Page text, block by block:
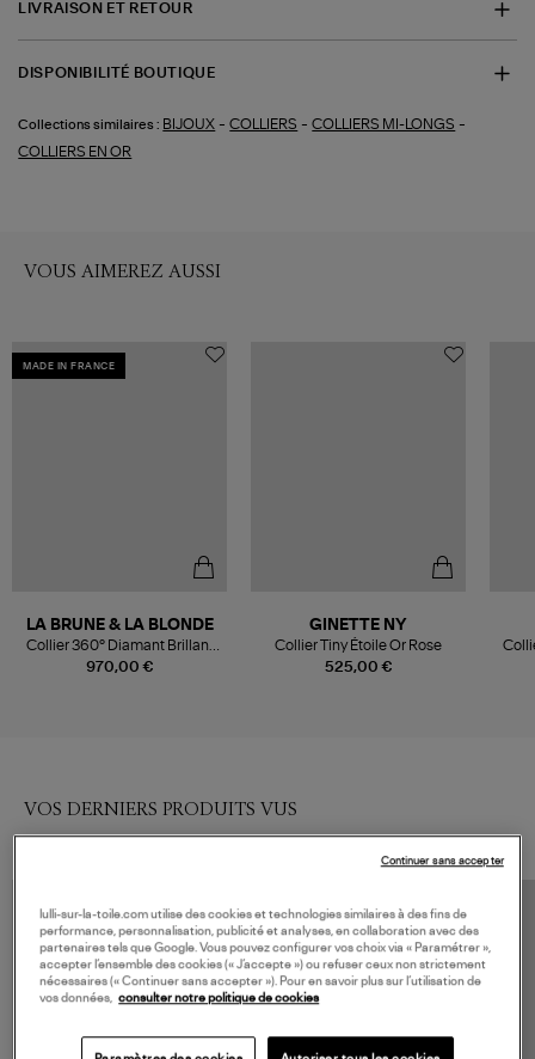
LIVRAISON ET RETOUR
DISPONIBILITÉ BOUTIQUE
Collections similaires : BIJOUX -COLLIERS -COLLIERS MI-LONGS -
COLLIERS EN OR
VOUS AIMEREZ AUSSI
MADE IN FRANCE
970,00 €
LA BRUNE & LA BLONDE
Collier 360° Diamant Brillant
0,10 Or Rose
525,00 €
GINETTE NY
Collier Tiny Étoile Or Rose
VOS DERNIERS PRODUITS VUS
lulli-sur-la-toile.com utilise des cookies et technologies similaires à des fins de
performance, personnalisation, publicité et analyses, en collaboration avec des
partenaires tels que Google. Vous pouvez configurer vos choix via « Paramétrer »,
accepter l’ensemble des cookies (« J’accepte ») ou refuser ceux non strictement
nécessaires (« Continuer sans accepter »). Pour en savoir plus sur l’utilisation de
vos données, consulter notre politique de cookies
Continuer sans accepter